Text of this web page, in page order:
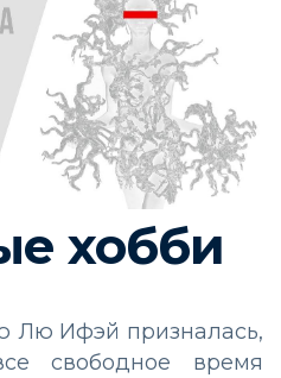
хобби
Лю Ифэй призналась,
свободное время